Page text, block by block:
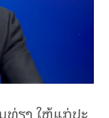
ທ່ຽງ​ ໃຫ້​ແກ່​ປ​ະ​